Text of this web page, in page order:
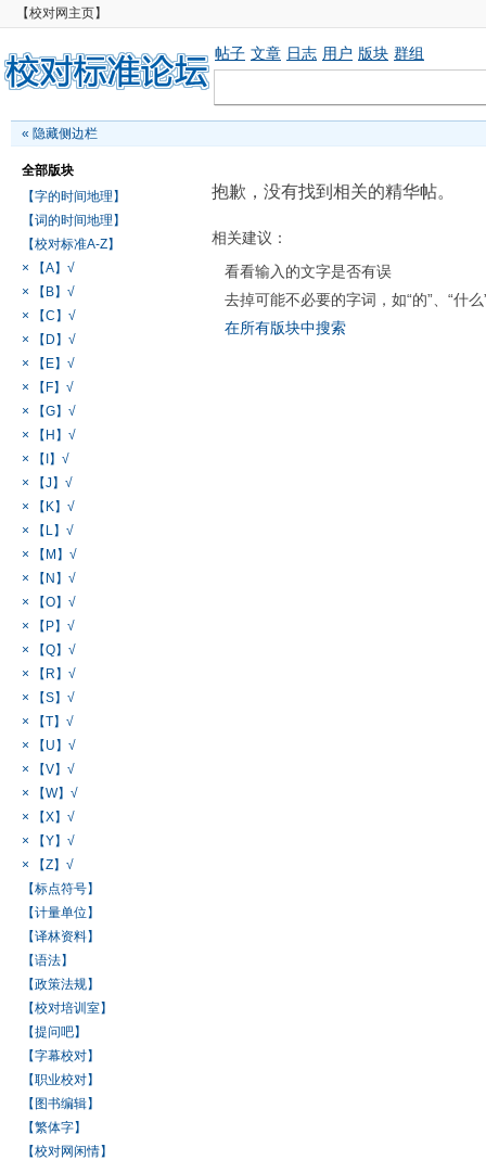
【校对网主页】
帖子 文章 日志 用户 版块 群组
« 隐藏侧边栏
全部版块
【字的时间地理】
【词的时间地理】
【校对标准A-Z】
× 【A】√
× 【B】√
× 【C】√
× 【D】√
× 【E】√
× 【F】√
× 【G】√
× 【H】√
× 【I】√
× 【J】√
× 【K】√
× 【L】√
× 【M】√
× 【N】√
× 【O】√
× 【P】√
× 【Q】√
× 【R】√
× 【S】√
× 【T】√
× 【U】√
× 【V】√
× 【W】√
× 【X】√
× 【Y】√
× 【Z】√
【标点符号】
【计量单位】
【译林资料】
【语法】
【政策法规】
【校对培训室】
【提问吧】
【字幕校对】
【职业校对】
【图书编辑】
【繁体字】
【校对网闲情】
抱歉，没有找到相关的精华帖。
相关建议：
看看输入的文字是否有误
去掉可能不必要的字词，如“的”、“什么
在所有版块中搜索